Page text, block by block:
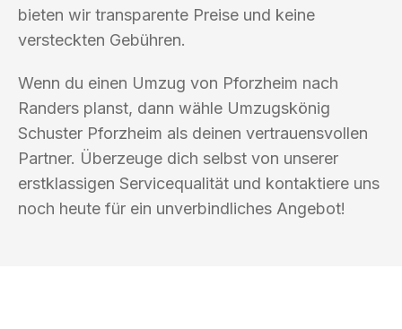
bieten wir transparente Preise und keine
versteckten Gebühren.
Wenn du einen Umzug von Pforzheim nach
Randers planst, dann wähle Umzugskönig
Schuster Pforzheim als deinen vertrauensvollen
Partner. Überzeuge dich selbst von unserer
erstklassigen Servicequalität und kontaktiere uns
noch heute für ein unverbindliches Angebot!